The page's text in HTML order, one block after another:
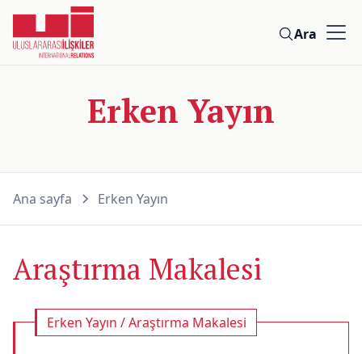
Ara
Erken Yayın
Ana sayfa Erken Yayın
Araştırma Makalesi
Erken Yayın / Araştırma Makalesi